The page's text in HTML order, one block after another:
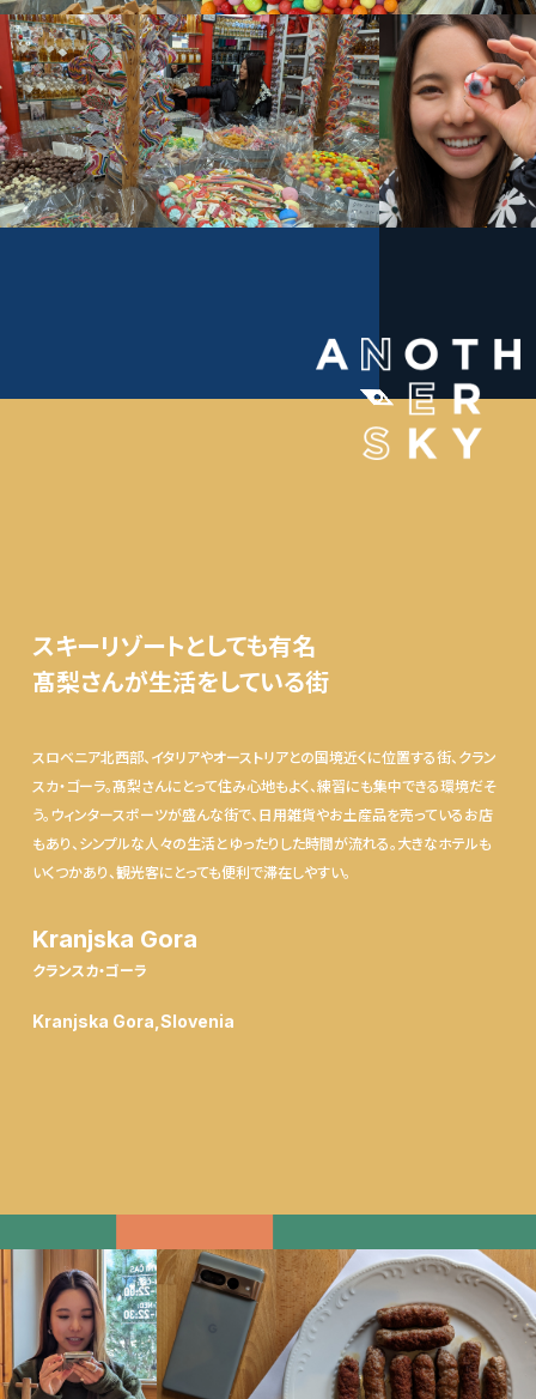
スキーリゾートとしても有名
髙梨さんが生活をしている街
スロベニア北西部、イタリアやオーストリアとの国境近くに位置する街、クラン
スカ・ゴーラ。髙梨さんにとって住み心地もよく、練習にも集中できる環境だそ
う。ウィンタースポーツが盛んな街で、日用雑貨やお土産品を売っているお店
もあり、シンプルな人々の生活とゆったりした時間が流れる。大きなホテルも
いくつかあり、観光客にとっても便利で滞在しやすい。
Kranjska Gora
クランスカ・ゴーラ
Kranjska Gora,Slovenia
HOTELK TNIK